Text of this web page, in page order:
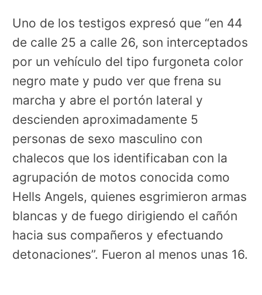
Uno de los testigos expresó que “en 44
de calle 25 a calle 26, son interceptados
por un vehículo del tipo furgoneta color
negro mate y pudo ver que frena su
marcha y abre el portón lateral y
descienden aproximadamente 5
personas de sexo masculino con
chalecos que los identificaban con la
agrupación de motos conocida como
Hells Angels, quienes esgrimieron armas
blancas y de fuego dirigiendo el cañón
hacia sus compañeros y efectuando
detonaciones”. Fueron al menos unas 16.